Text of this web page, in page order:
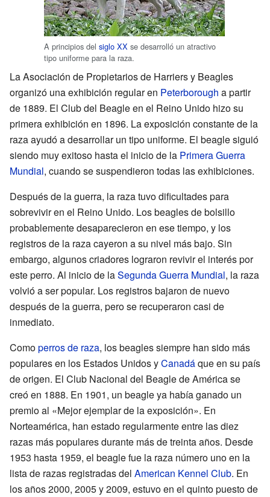
A principios del siglo XX se desarrolló un atractivo
tipo uniforme para la raza.
La Asociación de Propietarios de Harriers y Beagles
organizó una exhibición regular en Peterborough a partir
de 1889. El Club del Beagle en el Reino Unido hizo su
primera exhibición en 1896. La exposición constante de la
raza ayudó a desarrollar un tipo uniforme. El beagle siguió
siendo muy exitoso hasta el inicio de la Primera Guerra
Mundial, cuando se suspendieron todas las exhibiciones.
Después de la guerra, la raza tuvo dificultades para
sobrevivir en el Reino Unido. Los beagles de bolsillo
probablemente desaparecieron en ese tiempo, y los
registros de la raza cayeron a su nivel más bajo. Sin
embargo, algunos criadores lograron revivir el interés por
este perro. Al inicio de laSegunda Guerra Mundial, la raza
volvió a ser popular. Los registros bajaron de nuevo
después de la guerra, pero se recuperaron casi de
inmediato.
Comoperros de raza, los beagles siempre han sido más
populares en los Estados Unidos yCanadáque en su país
de origen. El Club Nacional del Beagle de América se
creó en 1888. En 1901, un beagle ya había ganado un
premio al «Mejor ejemplar de la exposición». En
Norteamérica, han estado regularmente entre las diez
razas más populares durante más de treinta años. Desde
1953 hasta 1959, el beagle fue la raza número uno en la
lista de razas registradas del American Kennel Club. En
los años 2000, 2005 y 2009, estuvo en el quinto puesto de